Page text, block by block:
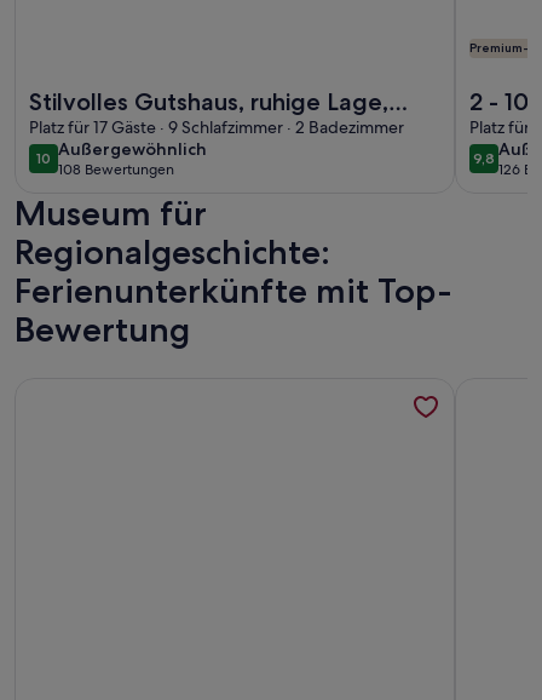
Stilvolles Gutshaus, ruhige Lage,
familienfreundlich, Ostseenähe.
Platz für 17 Gäste · 9 Schlafzimmer · 2 Badezimmer
1010 von 10
Außergewöhnlich
außergewöhnlich
108 Bewertungen
(108
bewertungen)
Premium-
2 - 10
Bosau
Platz für
9,89,8 von
126
(126
Museum für
Regionalgeschichte:
Ferienunterkünfte mit Top-
Bewertung
Weitere Infos zu Ferienhaus Seeberg am See bei Süsel mit